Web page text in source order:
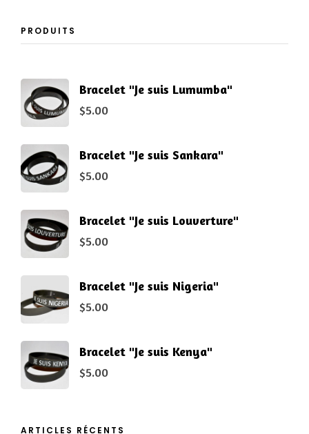
PRODUITS
Bracelet "Je suis Lumumba"
$5.00
Bracelet "Je suis Sankara"
$5.00
Bracelet "Je suis Louverture"
$5.00
Bracelet "Je suis Nigeria"
$5.00
Bracelet "Je suis Kenya"
$5.00
ARTICLES RÉCENTS